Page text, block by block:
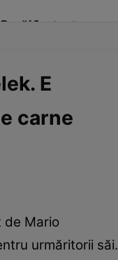
Contact
E
carne
de Mario
urmăritorii săi.